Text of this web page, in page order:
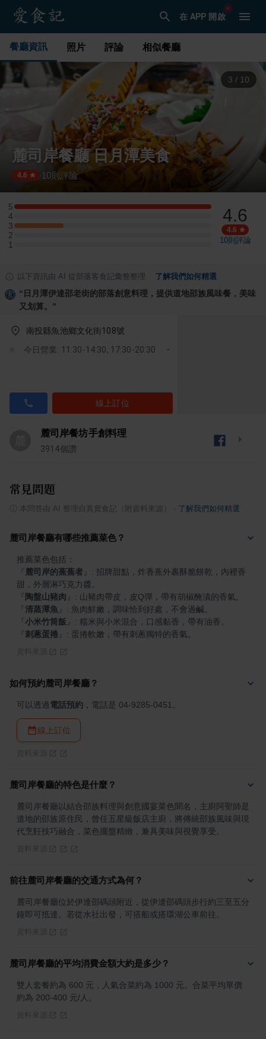
在 APP 開啟
餐廳資訊 照片 評論 相似餐廳
3 / 10
麓司岸餐廳 日月潭美食
4.6 10則評論
5
5 星：4 則評論
4
4 星：0 則評論
3
3 星：1 則評論
2
2 星：0 則評論
1
1 星：0 則評論
4.6
4.6
10則評論
以下資訊由 AI 從部落客食記彙整整理 了解我們如何精選
“ 日月潭伊達邵老街的部落創意料理，提供道地邵族風味餐，美味
又划算。 ”
南投縣魚池鄉文化街108號
今日營業: 11:30-14:30, 17:30-20:30
線上訂位
麓司岸餐坊手創料理
3914個讚
常見問題
本問答由 AI 整理自真實食記（附資料來源） 了解我們如何精選
麓司岸餐廳有哪些推薦菜色？
麓司岸的蕉蕉者
: 招牌甜點，炸香蕉外裹酥脆餅乾，內裡香
陶盤山豬肉
清蒸潭魚
小米竹筒飯
刺蔥蛋捲 : 蛋捲軟嫩，帶有刺蔥獨特的香氣。
如何預約麓司岸餐廳？
可以透過電話預約 ，電話是 04-9285-0451。
線上訂位
麓司岸餐廳的特色是什麼？
麓司岸餐廳以結合邵族料理與創意國宴菜色聞名，主廚阿聖師是
道地的邵族原住民，曾任五星級飯店主廚，將傳統邵族風味與現
代烹飪技巧融合，菜色擺盤精緻，兼具美味與視覺享受。
前往麓司岸餐廳的交通方式為何？
麓司岸餐廳位於伊達邵碼頭附近，從伊達邵碼頭步行約三至五分
鐘即可抵達。若從水社出發，可搭船或搭環湖公車前往。
麓司岸餐廳的平均消費金額大約是多少？
雙人套餐約為 600 元，人氣合菜約為 1000 元。合菜平均單價
約為 200-400 元/人。